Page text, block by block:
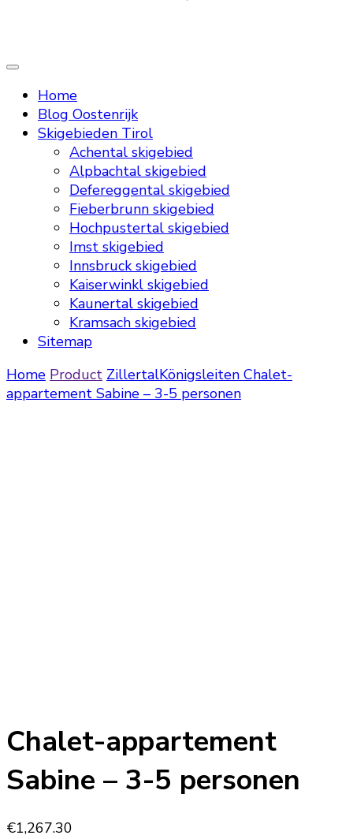
Home
Blog Oostenrijk
Skigebieden Tirol
Achental skigebied
Alpbachtal skigebied
Defereggental skigebied
Fieberbrunn skigebied
Hochpustertal skigebied
Imst skigebied
Innsbruck skigebied
Kaiserwinkl skigebied
Kaunertal skigebied
Kramsach skigebied
Sitemap
Home Product ZillertalKönigsleiten Chalet-
appartement Sabine – 3-5 personen
Chalet-appartement
Sabine – 3-5 personen
€1,267.30